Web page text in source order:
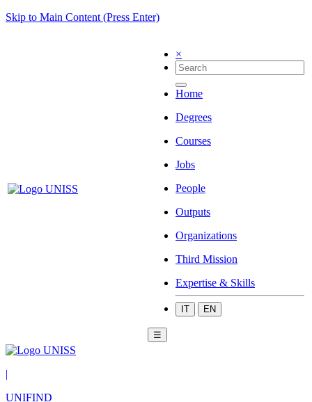
Skip to Main Content (Press Enter)
×
Home
Degrees
Courses
Jobs
People
Outputs
Organizations
Third Mission
Expertise & Skills
IT EN
☰
|
UNIFIND